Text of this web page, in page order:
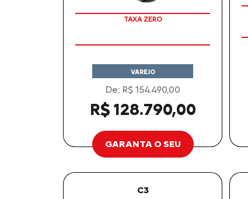
OPORTUNIDADE
VAREJO
De: R$ 154.490,00
R$ 128.790,00
GARANTA O SEU
C3